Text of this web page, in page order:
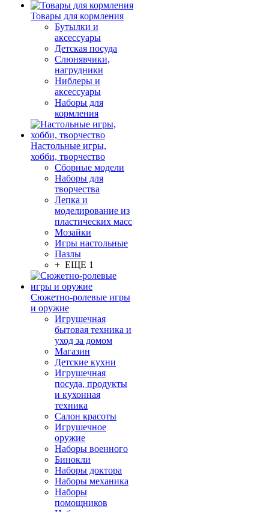
Товары для кормления
Бутылки и
аксессуары
Детская посуда
Слюнявчики,
нагрудники
Ниблеры и
аксессуары
Наборы для
кормления
Настольные игры,
хобби, творчество
Сборные модели
Наборы для
творчества
Лепка и
моделирование из
пластических масс
Мозайки
Игры настольные
Пазлы
+ ЕЩЕ 1
Сюжетно-ролевые игры
и оружие
Игрушечная
бытовая техника и
уход за домом
Магазин
Детские кухни
Игрушечная
посуда, продукты
и кухонная
техника
Салон красоты
Игрушечное
оружие
Наборы военного
Бинокли
Наборы доктора
Наборы механика
Наборы
помощников